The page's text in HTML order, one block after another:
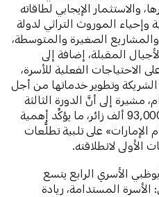
والاستثمار الإيجابي لطاقاته
وإحياء الموروث التراثي لدولة
والمشاريع الصغيرة والمتوسطة،
المقبلة، إضافة إلى
الفعلية للأسرة،
وتطوير خدماتها من أجل
إلى أنَّ الدورة الثالثة
للملتقى نجحت في استقطاب 93,000 ألف زائر، ما يؤكِّد أهمية
على تلبية تطلُّعات
لانطلاقته.
الأسري الرابع يتسع
المستدامة، ريادة